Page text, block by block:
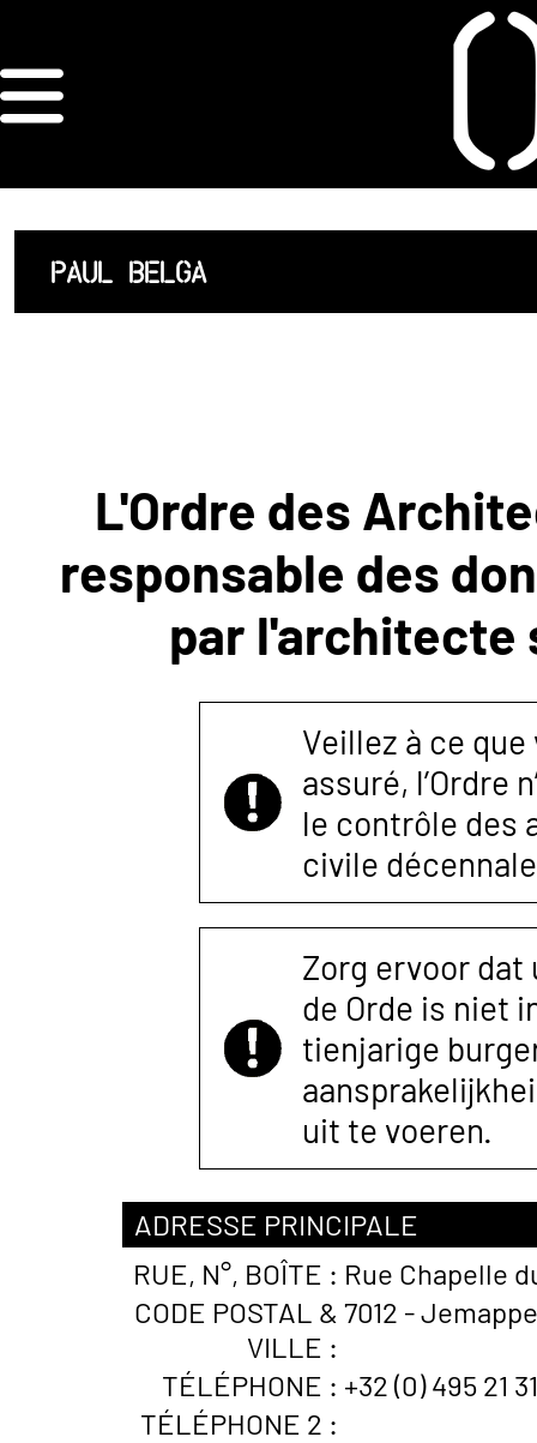
ORDRE DES
ARCHITECTES
ACCUEIL
LISTE DES
ANNEXE 4 CODT
CONTACTER
PAUL BELGA
L'Ordre des
responsable des
par l'architecte
Veillez à ce
assuré, l’Ordre
le contrôle des
civile
Zorg ervoor
de Orde is niet
tienjarige
uit te voeren.
ADRESSE PRINCIPALE
RUE, N°, BOÎTE : Rue Chapelle
CODE POSTAL &
VILLE :
7012 -
TÉLÉPHONE : +32 (0) 495 21
TÉLÉPHONE 2 :